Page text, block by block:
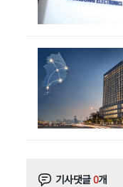
기사댓글0개